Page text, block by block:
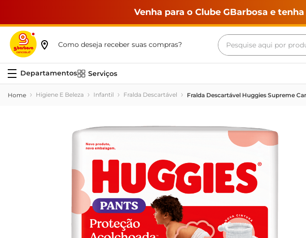
Venha para o Clube GBarbosa e
Como deseja receber suas compras?
Pesquise aqui por
Serviços
Higiene E Beleza Infantil Fralda Descartável Fralda Descartável Huggies Supreme
Termos mais
maquina lavar
café
cerveja
frango
vinho
tv
leite pó